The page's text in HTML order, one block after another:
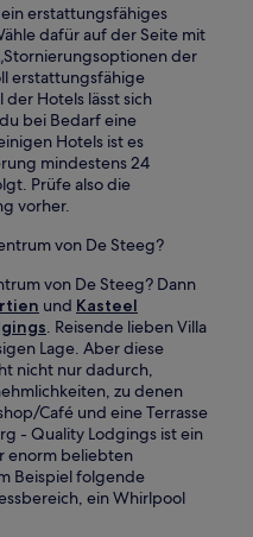
erstattungsfähiges
dafür auf der Seite mit
der
erstattungsfähige
Hotels lässt sich
bei Bedarf eine
Hotels ist es
mindestens 24
Prüfe also die
vorher.
von De Steeg?
von De Steeg? Dann
und Kasteel
. Reisende lieben Villa
Lage. Aber diese
nicht nur dadurch,
zu denen
Café und eine Terrasse
- Quality Lodgings ist ein
enorm beliebten
Beispiel folgende
ein Whirlpool